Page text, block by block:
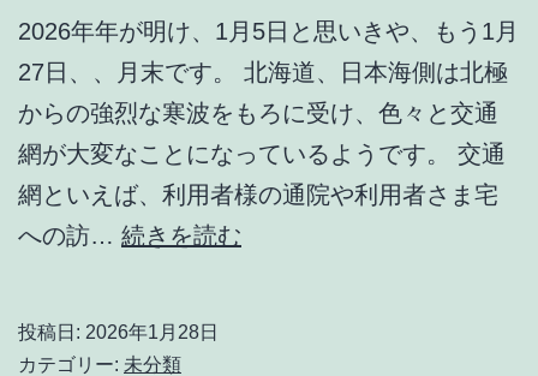
2026年年が明け、1月5日と思いきや、もう1月
27日、、月末です。 北海道、日本海側は北極
からの強烈な寒波をもろに受け、色々と交通
網が大変なことになっているようです。 交通
網といえば、利用者様の通院や利用者さま宅
への訪… 続きを読む
投稿日: 2026年1月28日
カテゴリー: 未分類